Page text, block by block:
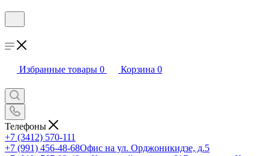
Избранные товары 0 Корзина 0
Телефоны
+7 (3412) 570-111
+7 (991) 456-48-68Офис на ул. Орджоникидзе, д.5